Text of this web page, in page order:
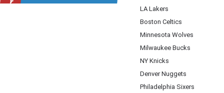
LA Lakers
Boston Celtics
Minnesota Wolves
Milwaukee Bucks
NY Knicks
Denver Nuggets
Philadelphia Sixers